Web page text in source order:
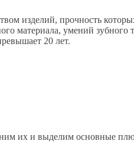
изделий, прочность
материала, умений зубного
20 лет.
их и выделим основные